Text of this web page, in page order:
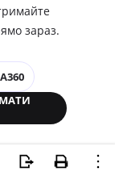
зараз.